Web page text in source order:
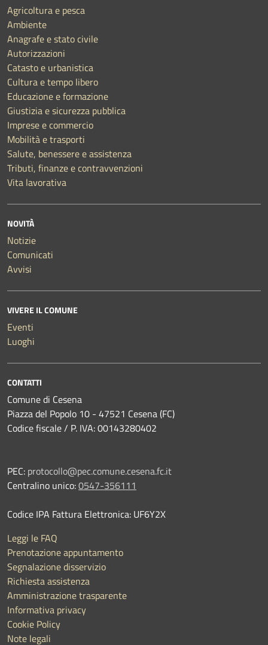
Agricoltura e pesca
Ambiente
Anagrafe e stato civile
Autorizzazioni
Catasto e urbanistica
Cultura e tempo libero
Educazione e formazione
Giustizia e sicurezza pubblica
Imprese e commercio
Mobilità e trasporti
Salute, benessere e assistenza
Tributi, finanze e contravvenzioni
Vita lavorativa
NOVITÀ
Notizie
Comunicati
Avvisi
VIVERE IL COMUNE
Eventi
Luoghi
CONTATTI
Comune di Cesena
Piazza del Popolo 10 - 47521 Cesena (FC)
Codice fiscale / P. IVA: 00143280402
PEC: protocollo@pec.comune.cesena.fc.it
Centralino unico:0547-356111
Codice IPA Fattura Elettronica: UF6Y2X
Leggi le FAQ
Prenotazione appuntamento
Segnalazione disservizio
Richiesta assistenza
Amministrazione trasparente
Informativa privacy
Cookie Policy
Note legali